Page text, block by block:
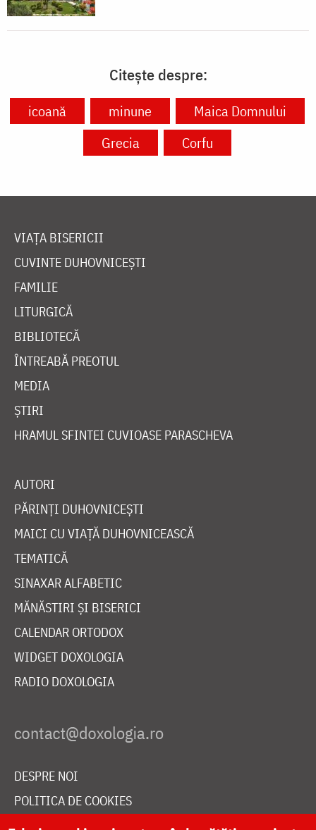
Citește despre:
icoană minune
Maica Domnului
Grecia
Corfu
VIAȚA BISERICII
CUVINTE DUHOVNICEȘTI
FAMILIE
LITURGICĂ
BIBLIOTECĂ
ÎNTREABĂ PREOTUL
MEDIA
ȘTIRI
HRAMUL SFINTEI CUVIOASE PARASCHEVA
AUTORI
PĂRINȚI DUHOVNICEȘTI
MAICI CU VIAȚĂ DUHOVNICEASCĂ
TEMATICĂ
SINAXAR ALFABETIC
MĂNĂSTIRI ȘI BISERICI
CALENDAR ORTODOX
WIDGET DOXOLOGIA
RADIO DOXOLOGIA
DESPRE NOI
POLITICA DE COOKIES
DONEAZĂ ONLINE PENTRU CATEDRALA NAȚIONALĂ